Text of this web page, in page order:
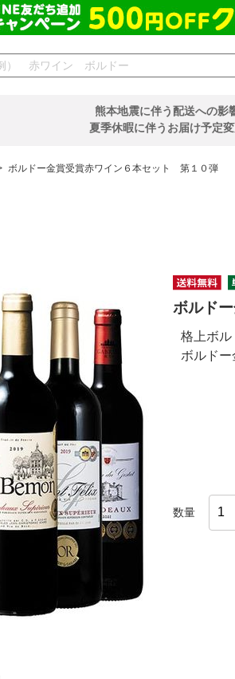
熊本地震に伴う配送への
夏季休暇に伴うお届け予定
ボルドー金賞受賞赤ワイン６本セット 第１０弾
ボルド
格上ボル
ボルドー
数量